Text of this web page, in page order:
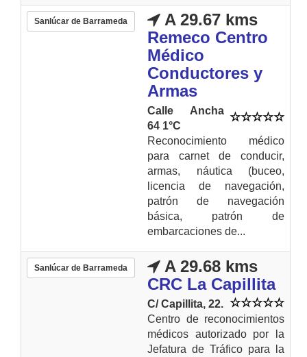
Sanlúcar de Barrameda
A 29.67 kms
Remeco Centro
Médico
Conductores y
Armas
Calle Ancha
64 1°C
Reconocimiento médico
para carnet de conducir,
armas, náutica (buceo,
licencia de navegación,
patrón de navegación
básica, patrón de
embarcaciones de...
Sanlúcar de Barrameda
A 29.68 kms
CRC La Capillita
C/ Capillita, 22.
Centro de reconocimientos
médicos autorizado por la
Jefatura de Tráfico para la